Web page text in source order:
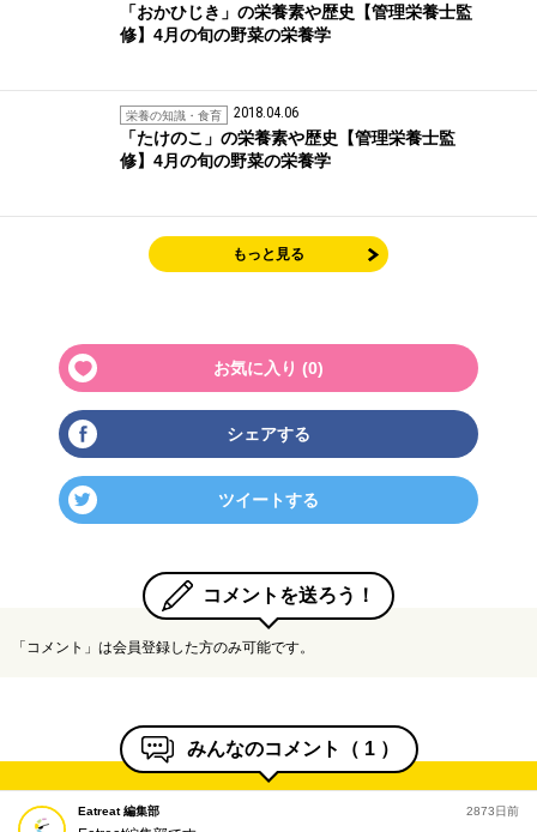
「おかひじき」の栄養素や歴史【管理栄養士監
修】4月の旬の野菜の栄養学
栄養の知識・食育 2018.04.06
「たけのこ」の栄養素や歴史【管理栄養士監
修】4月の旬の野菜の栄養学
もっと見る
お気に入り (0)
シェアする
ツイートする
コメントを送ろう！
「コメント」は会員登録した方のみ可能です。
みんなのコメント（ 1 ）
Eatreat 編集部 2873日前